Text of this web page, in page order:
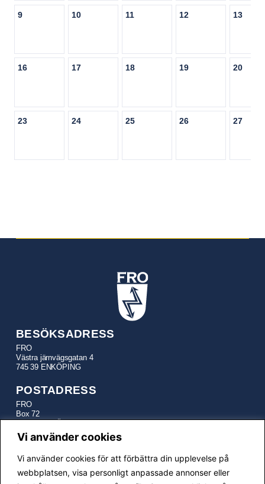
Vi använder cookies
Vi använder cookies för att förbättra din upplevelse på
webbplatsen, visa personligt anpassade annonser eller
9 10 11 12 13
16 17 18 19 20
23 24 25 26 27
BESÖKSADRESS
FRO
Västra järnvägsgatan 4
745 39 ENKÖPING
POSTADRESS
FRO
Box 72
745 22 ENKÖPING
Kansli:010-641 21 17
E-POSTADRESSER